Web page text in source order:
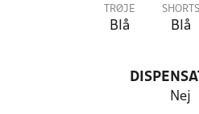
TRØJE
Blå
SHORTS
Blå
Nej